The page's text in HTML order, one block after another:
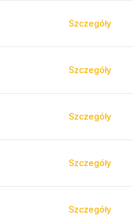
Szczegóły
Szczegóły
Szczegóły
Szczegóły
Szczegóły